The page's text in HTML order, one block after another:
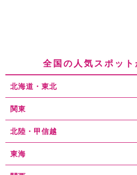
全国の人気スポット
北海道・東北
関東
北陸・甲信越
東海